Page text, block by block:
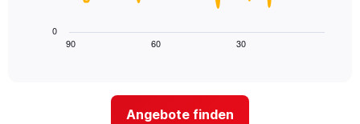
Wochentage
anzeigt.
Diagramm
90 60 30
0
Angebote finden